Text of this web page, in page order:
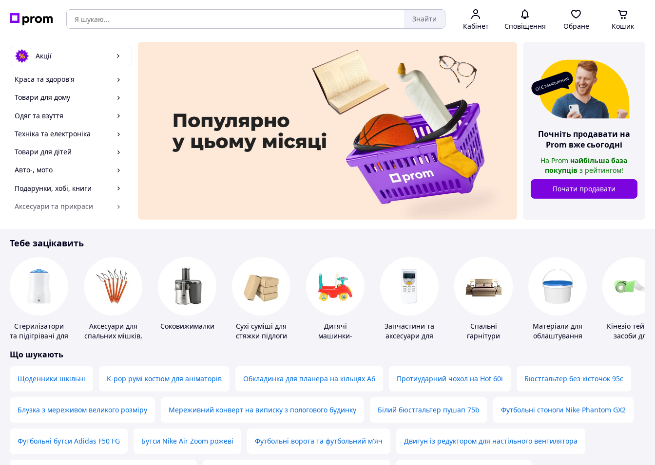
Знайти
Кабінет Сповіщення Обране Кошик
Акції
Краса та здоров'я
Товари для дому
Одяг та взуття
Техніка та електроніка
Товари для дітей
Авто-, мото
Подарунки, хобі, книги
Аксесуари та прикраси
Спорт і відпочинок
О! Є замовлення
Почніть продавати на
Prom вже сьогодні
На Prom найбільша база
покупців з рейтингом!
Почати продавати
Тебе зацікавить
Стерилізатори
та підігрівачі для
харчування
Аксесуари для
спальних мішків,
Соковижималки
Сухі суміші для
стяжки підлоги
Дитячі
машинки-
Запчастини та
аксесуари для
Спальні
гарнітури
Матеріали для
облаштування
Кінезіо тейпи
засоби для
Що шукають
Щоденники шкільні K-pop румі костюм для аніматорів Обкладинка для планера на кільцях А6 Протиударний чохол на Hot 60i Бюстгальтер без кісточок 95с
Блузка з мереживом великого розміру Мереживний конверт на виписку з пологового будинку Білий бюстгальтер пушап 75b Футбольні стоноги Nike Phantom GX2
Футбольні бутси Adidas F50 FG Бутси Nike Air Zoom рожеві Футбольні ворота та футбольний м'яч Двигун із редуктором для настільного вентилятора